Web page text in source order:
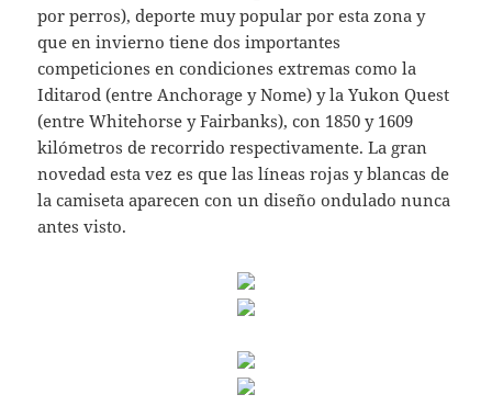
por perros), deporte muy popular por esta zona y
que en invierno tiene dos importantes
competiciones en condiciones extremas como la
Iditarod (entre Anchorage y Nome) y la Yukon Quest
(entre Whitehorse y Fairbanks), con 1850 y 1609
kilómetros de recorrido respectivamente. La gran
novedad esta vez es que las líneas rojas y blancas de
la camiseta aparecen con un diseño ondulado nunca
antes visto.